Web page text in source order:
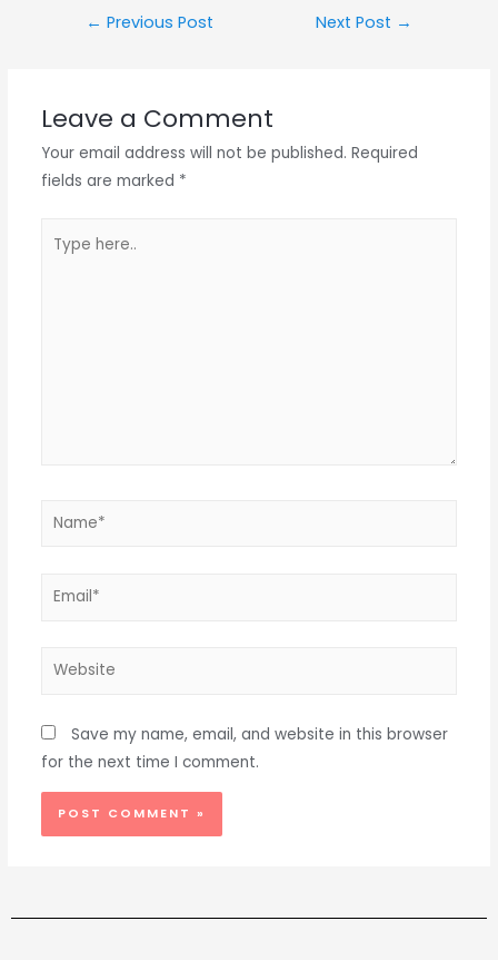
← Previous Post Next Post →
Leave a Comment
Your email address will not be published. Required
fields are marked *
Save my name, email, and website in this browser
for the next time I comment.